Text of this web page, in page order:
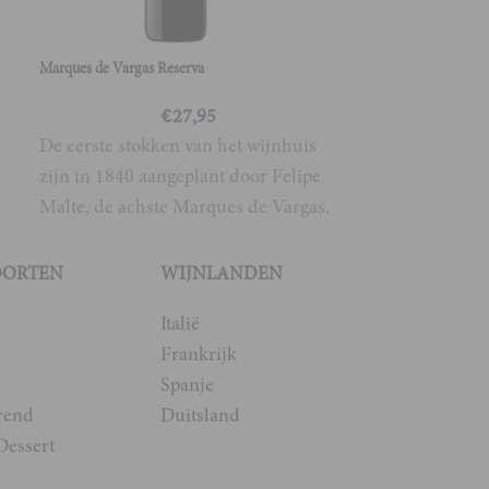
Marques de Vargas Reserva
€27,95
De eerste stokken van het wijnhuis
zijn in 1840 aangeplant door Felipe
Malte, de achste Marques de Vargas.
WIJNLANDEN
Italië
Frankrijk
Spanje
Duitsland